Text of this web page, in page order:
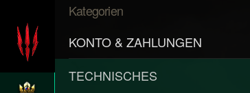
Kategorien
KONTO & ZAHLUNGEN
TECHNISCHES